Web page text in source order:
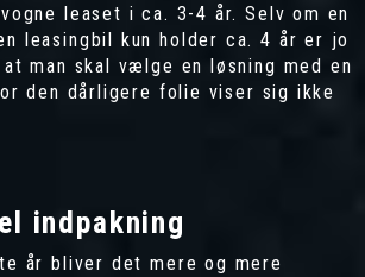
leaset i ca. 3-4 år. Selv om en
leasingbil kun holder ca. 4 år er jo
man skal vælge en løsning med en
den dårligere folie viser sig ikke
indpakning
år bliver det mere og mere